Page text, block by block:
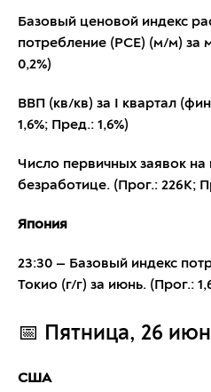
Базовый ценовой индекс
потребление (PCE) (м/м) за
0,2%)
ВВП (кв/кв) за I квартал
1,6%; Пред.: 1,6%)
Число первичных заявок
безработице. (Прог.: 226K;
Япония
23:30 — Базовый индекс
Токио (г/г) за июнь. (Прог.:
📅 Пятница, 26
США